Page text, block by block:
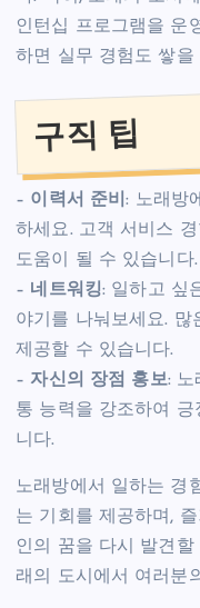
인턴십 프로그램을 운
하면 실무 경험도 쌓을
구직 팁
– 이력서 준비: 노래방
하세요. 고객 서비스
도움이 될 수 있습니다.
– 네트워킹: 일하고 싶
야기를 나눠보세요. 많
제공할 수 있습니다.
– 자신의 장점 홍보: 노
통 능력을 강조하여
니다.
노래방에서 일하는 경
는 기회를 제공하며,
인의 꿈을 다시 발견
래의 도시에서 여러분